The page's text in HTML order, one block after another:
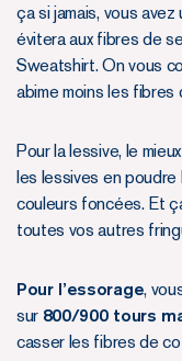
ça si jamais, vous
évitera aux fibres de
Sweatshirt. On vous
abime moins les fibres
Pour la lessive, le
les lessives en
couleurs foncées. Et
toutes vos autres
Pour l’essorage,
sur 800/900 tours
casser les fibres de